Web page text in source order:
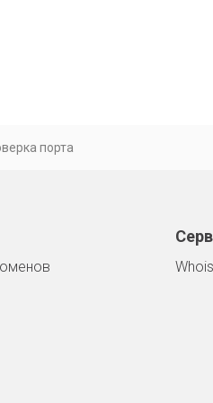
порта
Whois